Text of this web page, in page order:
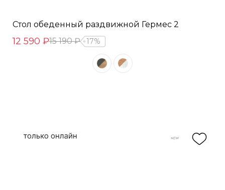
Стол обеденный раздвижной Гермес 2
12 590 ₽15 190 ₽ 17%